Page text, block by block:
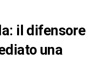
il difensore
una